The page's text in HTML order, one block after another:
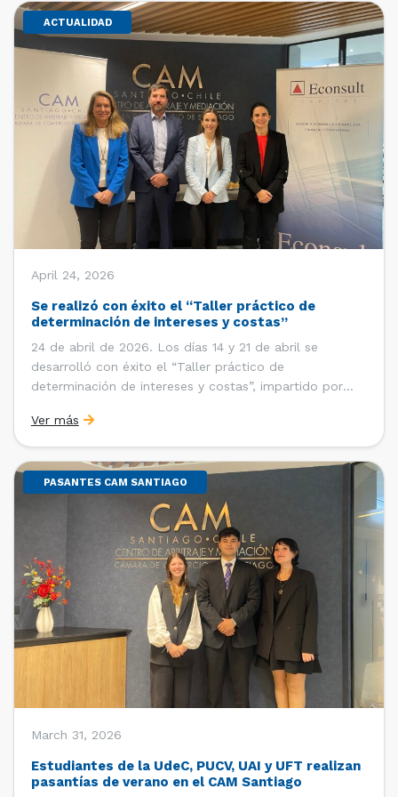
ACTUALIDAD
April 24, 2026
Se realizó con éxito el “Taller práctico de
determinación de intereses y costas”
24 de abril de 2026. Los días 14 y 21 de abril se
desarrolló con éxito el “Taller práctico de
determinación de intereses y costas”, impartido por
Universidad Católica de Chile y Magíster en Economía
de la Universidad de Chicago) y María Luisa Petitpas
[…]
Ver más
PASANTES CAM SANTIAGO
March 31, 2026
Estudiantes de la UdeC, PUCV, UAI y UFT realizan
pasantías de verano en el CAM Santiago